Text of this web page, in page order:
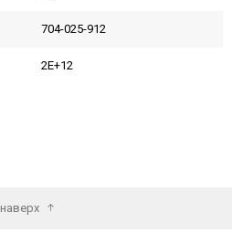
704-025-912
2E+12
наверх